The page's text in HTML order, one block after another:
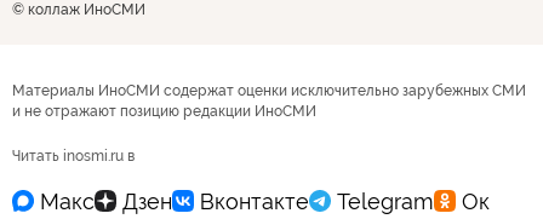
© коллаж ИноСМИ
Материалы ИноСМИ содержат оценки исключительно зарубежных СМИ
и не отражают позицию редакции ИноСМИ
Читать inosmi.ru в